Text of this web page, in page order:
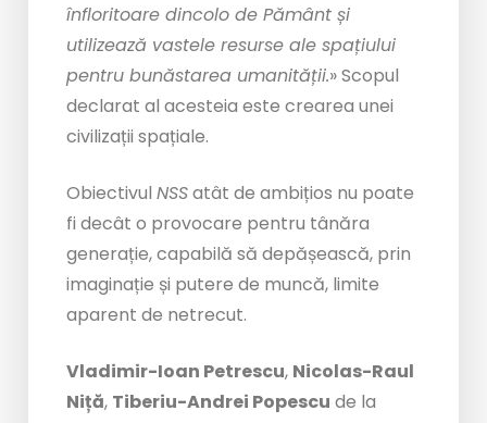
înfloritoare dincolo de Pământ și
utilizează vastele resurse ale spațiului
pentru bunăstarea umanității.» Scopul
declarat al acesteia este crearea unei
civilizații spațiale.
Obiectivul NSSatât de ambițios nu poate
fi decât o provocare pentru tânăra
generație, capabilă să depășească, prin
imaginație și putere de muncă, limite
aparent de netrecut.
Vladimir-Ioan Petrescu, Nicolas-Raul
Niță, Tiberiu-Andrei Popescu de la